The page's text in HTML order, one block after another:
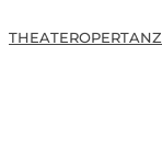
THEATEROPERTANZ